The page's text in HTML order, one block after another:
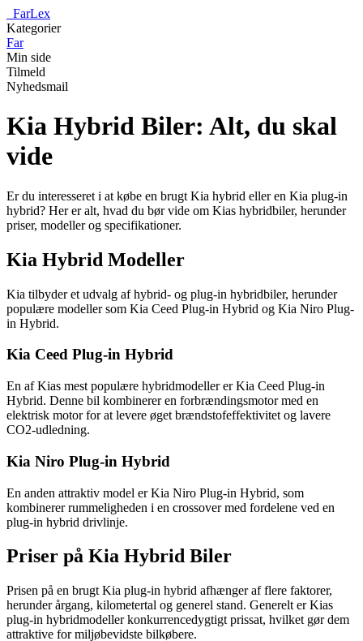
FarLex
Kategorier
Far
Min side
Tilmeld
Nyhedsmail
Kia Hybrid Biler: Alt, du skal
vide
Er du interesseret i at købe en brugt Kia hybrid eller en Kia plug-in
hybrid? Her er alt, hvad du bør vide om Kias hybridbiler, herunder
priser, modeller og specifikationer.
Kia Hybrid Modeller
Kia tilbyder et udvalg af hybrid- og plug-in hybridbiler, herunder
populære modeller som Kia Ceed Plug-in Hybrid og Kia Niro Plug-
in Hybrid.
Kia Ceed Plug-in Hybrid
En af Kias mest populære hybridmodeller er Kia Ceed Plug-in
Hybrid. Denne bil kombinerer en forbrændingsmotor med en
elektrisk motor for at levere øget brændstofeffektivitet og lavere
CO2-udledning.
Kia Niro Plug-in Hybrid
En anden attraktiv model er Kia Niro Plug-in Hybrid, som
kombinerer rummeligheden i en crossover med fordelene ved en
plug-in hybrid drivlinje.
Priser på Kia Hybrid Biler
Prisen på en brugt Kia plug-in hybrid afhænger af flere faktorer,
herunder årgang, kilometertal og generel stand. Generelt er Kias
plug-in hybridmodeller konkurrencedygtigt prissat, hvilket gør dem
attraktive for miljøbevidste bilkøbere.